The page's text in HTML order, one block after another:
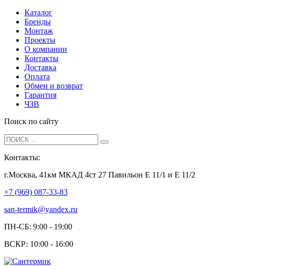
Каталог
Бренды
Монтаж
Проекты
О компании
Контакты
Доставка
Оплата
Обмен и возврат
Гарантия
ЧЗВ
Поиск по сайту
Контакты:
г.Москва, 41км МКАД 4ст 27 Павильон Е 11/1 и Е 11/2
+7 (969) 087-33-83
san-termik@yandex.ru
ПН-СБ: 9:00 - 19:00
ВСКР: 10:00 - 16:00